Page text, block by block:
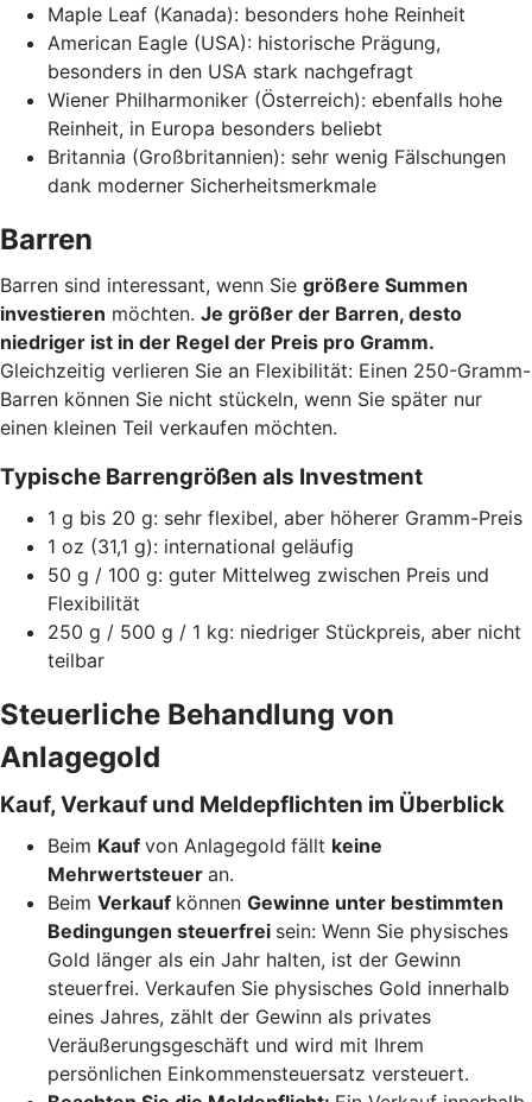
Maple Leaf (Kanada): besonders hohe Reinheit
American Eagle (USA): historische Prägung,
besonders in den USA stark nachgefragt
Wiener Philharmoniker (Österreich): ebenfalls hohe
Reinheit, in Europa besonders beliebt
Britannia (Großbritannien): sehr wenig Fälschungen
dank moderner Sicherheitsmerkmale
Barren
Barren sind interessant, wenn Sie größere Summen
investieren möchten. Je größer der Barren, desto
niedriger ist in der Regel der Preis pro Gramm.
Gleichzeitig verlieren Sie an Flexibilität: Einen 250-Gramm-
Barren können Sie nicht stückeln, wenn Sie später nur
einen kleinen Teil verkaufen möchten.
Typische Barrengrößen als Investment
1 g bis 20 g: sehr flexibel, aber höherer Gramm-Preis
1 oz (31,1 g): international geläufig
50 g / 100 g: guter Mittelweg zwischen Preis und
Flexibilität
250 g / 500 g / 1 kg: niedriger Stückpreis, aber nicht
teilbar
Steuerliche Behandlung von
Anlagegold
Kauf, Verkauf und Meldepflichten im Überblick
Beim Kauf von Anlagegold fällt keine
Mehrwertsteuer an.
Beim Verkauf können Gewinne unter bestimmten
Bedingungen steuerfrei sein: Wenn Sie physisches
Gold länger als ein Jahr halten, ist der Gewinn
steuerfrei. Verkaufen Sie physisches Gold innerhalb
eines Jahres, zählt der Gewinn als privates
Veräußerungsgeschäft und wird mit Ihrem
persönlichen Einkommensteuersatz versteuert.